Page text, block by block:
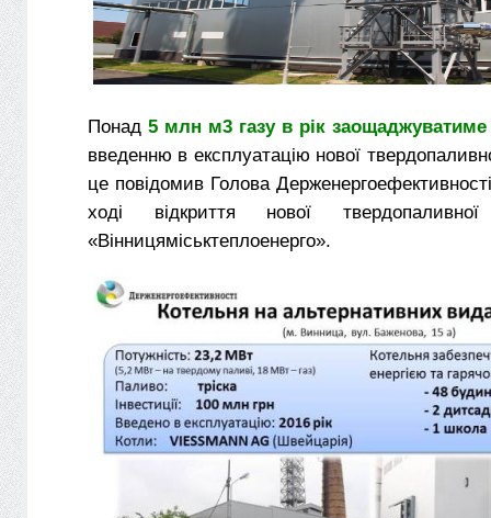
Понад 5 млн м3 газу в рік заощаджуватиме
введенню в експлуатацію нової
це повідомив Голова
ході відкриття нової
«Вінницяміськтеплоенерго».